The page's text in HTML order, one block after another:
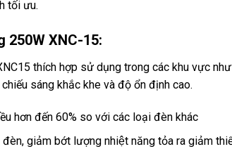
tối ưu.
250W XNC-15:
thích hợp sử dụng trong các khu vực
sáng khắc khe và độ ổn định cao.
hơn đến 60% so với các loại đèn khác
giảm bớt lượng nhiệt năng tỏa ra giảm